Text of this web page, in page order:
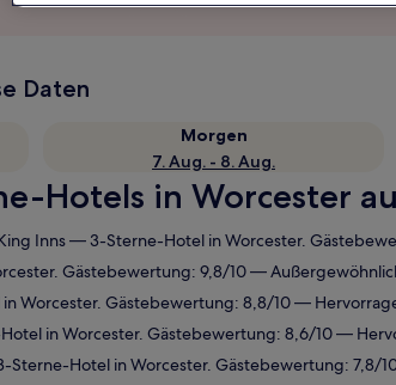
Daten
Morgen
7. Aug. - 8. Aug.
Hotels in Worcester
Inns— 3-Sterne-Hotel in Worcester.
Gästebewertung: 9,8/10 —
Worcester. Gästebewertung: 8,8/10 —
in Worcester. Gästebewertung: 8,6/10 —
Sterne-Hotel in Worcester. Gästebewertung: 7,8/